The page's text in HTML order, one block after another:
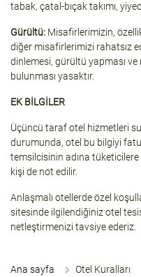
tabak, çatal-bıçak takımı,
Gürültü: Misafirlerimizin,
diğer misafirlerimizi rahatsız
dinlemesi, gürültü yapması
bulunması yasaktır.
EK BİLGİLER
Üçüncü taraf otel hizmetleri
durumunda, otel bu bilgiyi
temsilcisinin adına
kişi de not edilir.
Anlaşmalı otellerde özel
sitesinde ilgilendiğiniz otel
netleştirmenizi tavsiye ederiz.
Ana sayfa Otel Kuralları